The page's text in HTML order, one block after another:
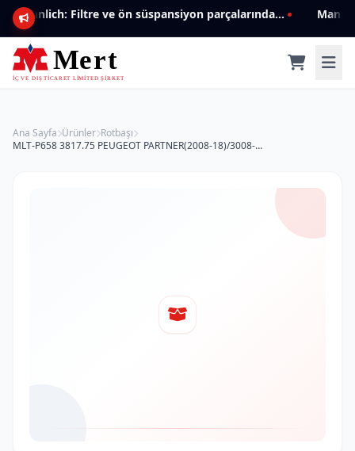
Mannlich: Filtre ve ön süspansiyon parçalarında genişleyen ürün yelpazesiyle kalite ve güven.
Ana Sayfa Ürünler Rotbaşı
MLT-P658 3817.75 PEUGEOT PARTNER(2008-18)/3008-5008 (2009-16)/CITROEN C4(2009-)/BERLINGO(2008-18) ÖN ROTBAŞI SAĞ